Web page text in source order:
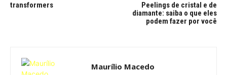
transformers
Peelings de cristal e de
diamante: saiba o que eles
podem fazer por você
Maurílio Macedo